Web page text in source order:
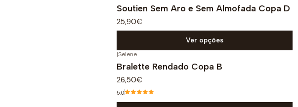
Soutien Sem Aro e Sem Almofada Copa D
25,90€
Ver opções
|Selene
Bralette Rendado Copa B
26,50€
5.0